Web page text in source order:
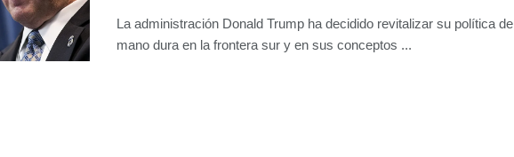
La administración Donald Trump ha decidido revitalizar su política de
mano dura en la frontera sur y en sus conceptos ...